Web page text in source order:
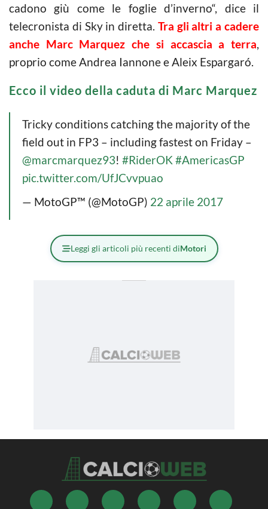
cadono giù come le foglie d’inverno“, dice il
telecronista di Sky in diretta. Tra gli altri a cadere
anche Marc Marquez che si accascia a terra,
proprio come Andrea Iannone e Aleix Espargaró.
Ecco il video della caduta di Marc Marquez
Tricky conditions catching the majority of the
field out in FP3 – including fastest on Friday –
@marcmarquez93! #RiderOK #AmericasGP
pic.twitter.com/UfJCvvpuao
— MotoGP™ (@MotoGP) 22 aprile 2017
Leggi gli articoli più recenti diMotori